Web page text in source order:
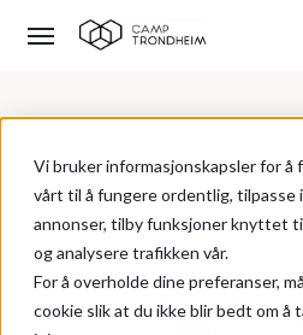
Vi bruker informasjonskapsler for
vårt til å fungere ordentlig, tilpasse
annonser, tilby funksjoner knyttet
og analysere trafikken vår.
For å overholde dine preferanser,
cookie slik at du ikke blir bedt om å